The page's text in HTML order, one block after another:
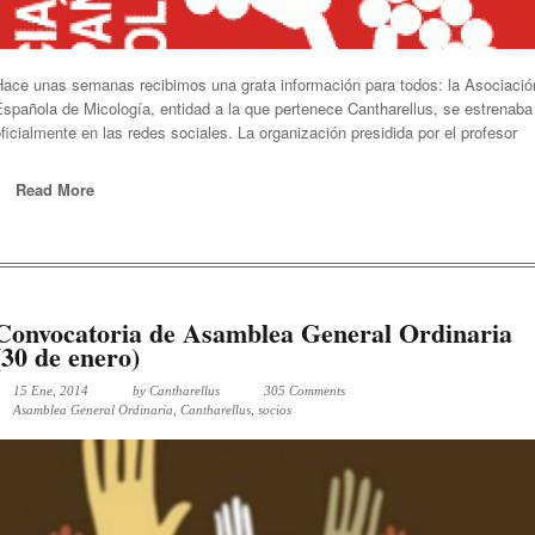
unas semanas recibimos una grata información para todos: la
de Micología, entidad a la que pertenece Cantharellus, se estrenaba
en las redes sociales. La organización presidida por el profesor
Read More
de Asamblea General Ordinaria
de enero)
15 Ene, 2014 by Cantharellus
305 Comments
Asamblea General Ordinaria Cantharellus socios